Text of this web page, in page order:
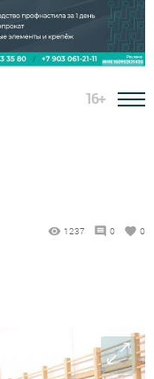
16+
1237 0 0